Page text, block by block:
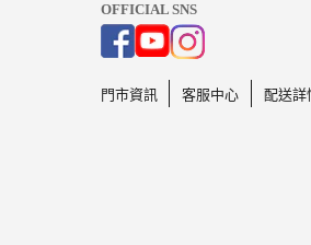
OFFICIAL SNS
門市資訊 客服中心 配送詳